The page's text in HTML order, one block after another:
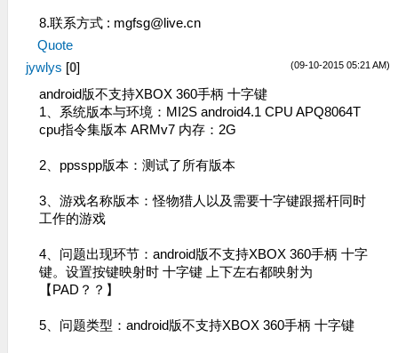
8.联系方式 : mgfsg@live.cn
Quote
(09-10-2015 05:21 AM)
jywlys [0]
android版不支持XBOX 360手柄 十字键
1、系统版本与环境：MI2S android4.1 CPU APQ8064T
cpu指令集版本 ARMv7 内存：2G
2、ppsspp版本：测试了所有版本
3、游戏名称版本：怪物猎人以及需要十字键跟摇杆同时
工作的游戏
4、问题出现环节：android版不支持XBOX 360手柄 十字
键。设置按键映射时 十字键 上下左右都映射为
【PAD？？】
5、问题类型：android版不支持XBOX 360手柄 十字键